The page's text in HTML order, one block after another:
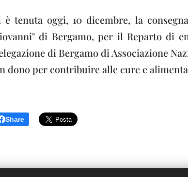
è tenuta oggi, 10 dicembre, la
di Bergamo, per il Reparto di
di Bergamo di Associazione
dono per contribuire alle cure e
Share